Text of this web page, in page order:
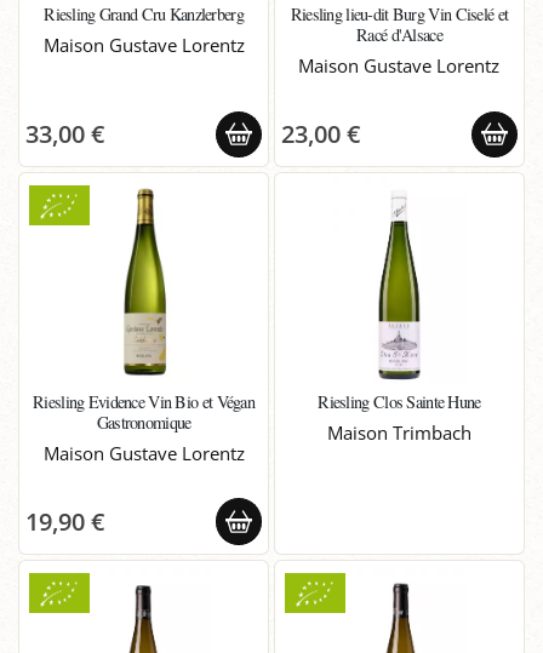
Riesling Grand Cru Kanzlerberg
Maison Gustave Lorentz
33,00 €
Riesling lieu-dit Burg Vin Ciselé et
Racé d'Alsace
Maison Gustave Lorentz
23,00 €
Riesling Evidence Vin Bio et Végan
Gastronomique
Maison Gustave Lorentz
19,90 €
Riesling Clos Sainte Hune
Maison Trimbach